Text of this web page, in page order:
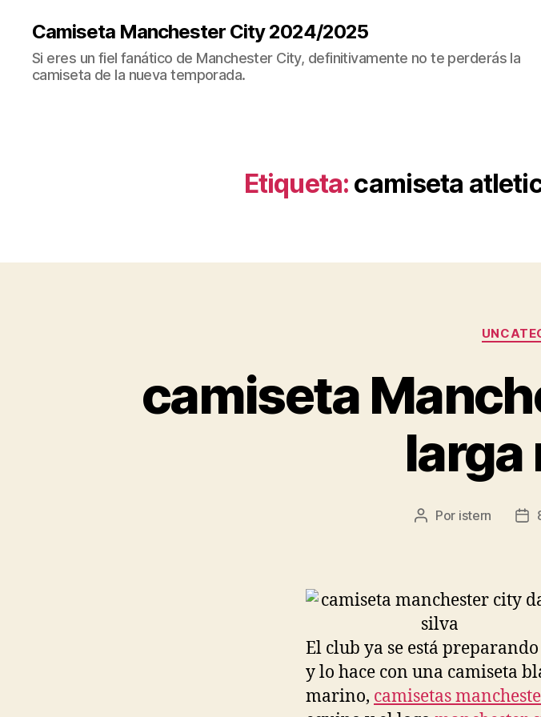
Camiseta Manchester City 2024/2025
Si eres un fiel fanático de Manchester City, definitivamente no te perderás la
camiseta de la nueva temporada.
Etiqueta: camiseta
camiseta
larga
Autor
Por istern
El club ya se está
y lo hace con una camiseta
marino, camisetas